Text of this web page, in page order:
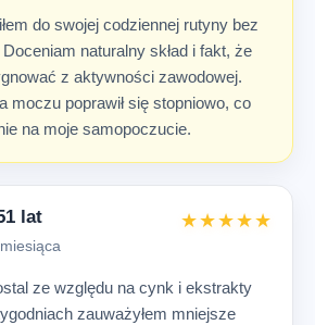
do swojej codziennej rutyny bez
naturalny skład i fakt, że
z aktywności zawodowej.
moczu poprawił się stopniowo, co
na moje samopoczucie.
lat ★★★★★
ze względu na cynk i ekstrakty
zauważyłem mniejsze